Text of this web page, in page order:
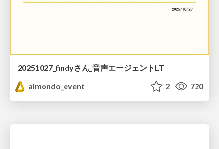
20251027_findyさん_音声エージェントLT
almondo_event
2 720